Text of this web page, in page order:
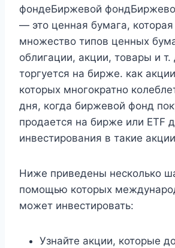
фондеБиржевой
— это ценная бумага,
множество типов ценных
облигации, акции, товары и т.
торгуется на бирже. как
которых многократно
дня, когда биржевой фонд
продается на бирже или ETF
инвестирования в такие
Ниже приведены несколько
помощью которых
может инвестировать:
Узнайте акции, которые